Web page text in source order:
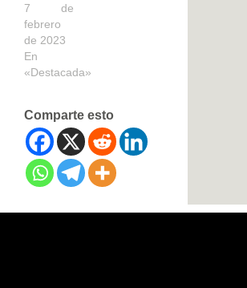
7 de
febrero
de 2023
En
«Destacada»
Comparte esto